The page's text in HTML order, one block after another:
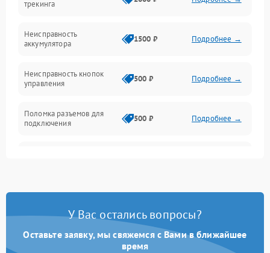
трекинга
Неисправность
аккумулятора
1500 ₽ Подробнее →
Неисправность кнопок
управления
500 ₽ Подробнее →
Поломка разъемов для
подключения
500 ₽ Подробнее →
Повреждение проводов 500 ₽ Подробнее →
Неисправность системы
защиты от перегрузок
1000 ₽ Подробнее →
У Вас остались вопросы?
Оставьте заявку, мы свяжемся с Вами в ближайшее
время